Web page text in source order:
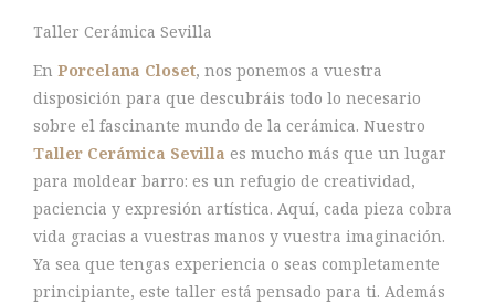
Taller Cerámica Sevilla
En Porcelana Closet, nos ponemos a vuestra
disposición para que descubráis todo lo necesario
sobre el fascinante mundo de la cerámica. Nuestro
Taller Cerámica Sevilla es mucho más que un lugar
para moldear barro: es un refugio de creatividad,
paciencia y expresión artística. Aquí, cada pieza cobra
vida gracias a vuestras manos y vuestra imaginación.
Ya sea que tengas experiencia o seas completamente
principiante, este taller está pensado para ti. Además